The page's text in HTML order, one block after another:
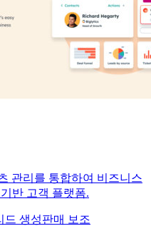
관리를 통합하여 비즈니스
반 고객 플랫폼.
드 생성판매 보조